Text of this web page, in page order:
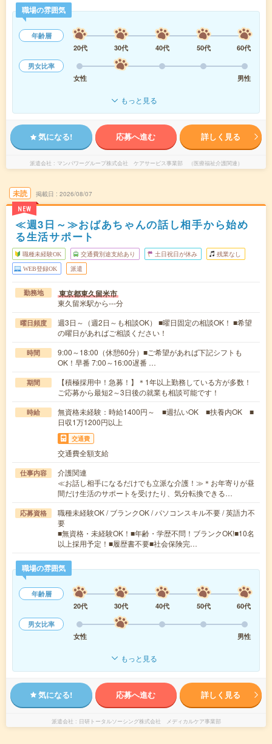
職場の雰囲気
年齢層
20代
30代 40代 50代
60代
男女比率
女性
男性
もっと見る
気になる! 応募へ進む 詳しく見る
派遣会社 マンパワーグループ株式会社 ケアサービス事業部 （医療福祉介護関連）
未読
NEW
掲載日 2026/08/07
≪週3日～≫おばあちゃんの話し相手から始め
る生活サポート
職種未経験OK 交通費別途支給あり 土日祝日が休み 残業なし
WEB登録OK 派遣
勤務地 東京都東久留米市
東久留米駅から---分
曜日頻度
週3日～（週2日～も相談OK） ■曜日固定の相談OK！ ■希望
の曜日があればご相談ください！
時間
9:00～18:00（休憩60分）■ご希望があれば下記シフトも
OK！早番 7:00～16:00遅番 …
期間
【積極採用中！急募！】＊1年以上勤務している方が多数！
ご応募から最短2～3日後の就業も相談可能です！
時給
無資格未経験：時給1400円～ ■週払いOK ■扶養内OK ■
日収1万1200円以上
交通費
交通費全額支給
仕事内容
介護関連
≪お話し相手になるだけでも立派な介護！≫＊お年寄りが昼
間だけ生活のサポートを受けたり、気分転換できる…
応募資格
職種未経験OK / ブランクOK / パソコンスキル不要 / 英語力不
要
■無資格・未経験OK！■年齢・学歴不問！ブランクOK!■10名
以上採用予定！■履歴書不要■社会保険完…
職場の雰囲気
年齢層
20代
30代 40代 50代
60代
男女比率
女性
男性
もっと見る
気になる! 応募へ進む 詳しく見る
派遣会社 日研トータルソーシング株式会社 メディカルケア事業部